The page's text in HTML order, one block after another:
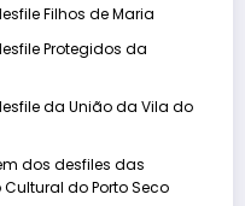
Filhos de Maria
Protegidos da
da União da Vila do
dos desfiles das
do Porto Seco